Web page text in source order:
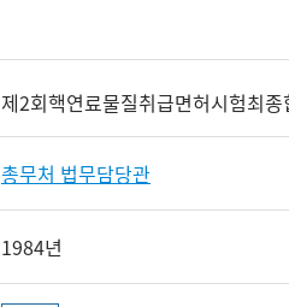
제2회핵연료물질취급면허시험최
총무처 법무담당관
1984년